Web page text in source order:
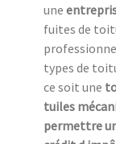
une
fuites de
types de
ce soit une
tuiles
permettre